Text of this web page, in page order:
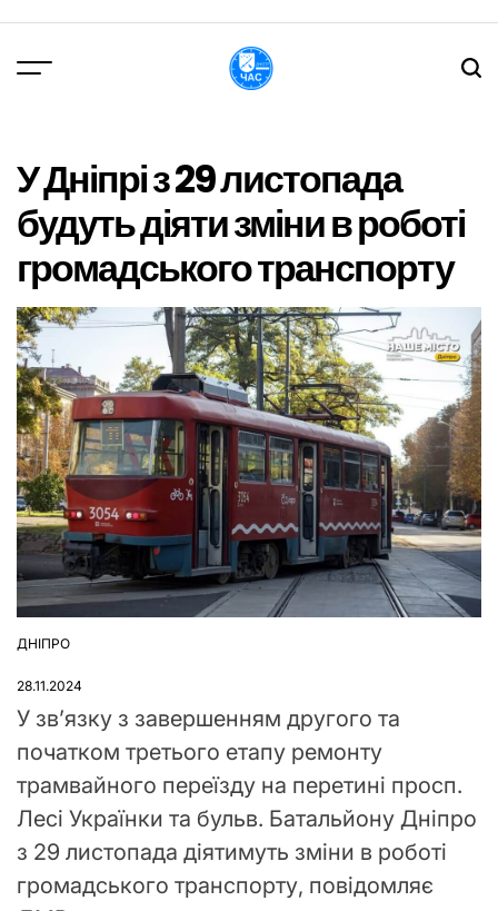
вмісту
У Дніпрі з 29 листопада
будуть діяти зміни в роботі
громадського транспорту
ОПУБЛІКУВАТИ
ДНІПРО
28.11.2024
У зв’язку з завершенням другого та
початком третього етапу ремонту
трамвайного переїзду на перетині просп.
Лесі Українки та бульв. Батальйону Дніпро
з 29 листопада діятимуть зміни в роботі
громадського транспорту, повідомляє